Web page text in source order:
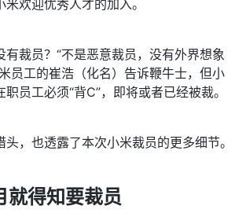
欢迎优秀人才的加入。
裁员？“不是恶意裁员，没有外界想象
员工的崔浩（化名）告诉鞭牛士，但小
员工必须“背C”，即将或者已经被裁。
也透露了本次小米裁员的更多细节。
就得知要裁员